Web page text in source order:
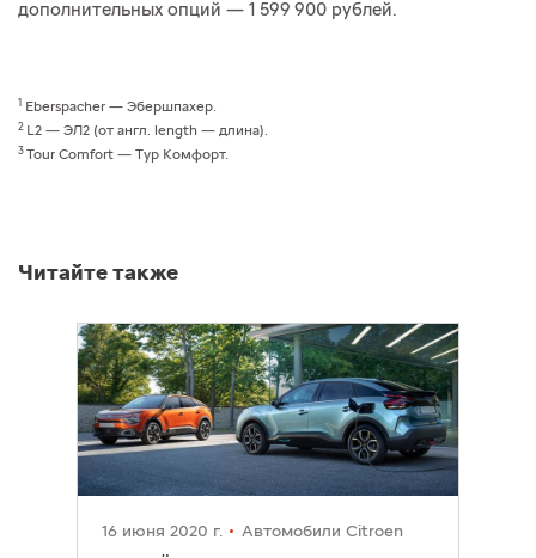
дополнительных опций — 1 599 900 рублей.
1 Eberspacher — Эбершпахер.
2 L2 — ЭЛ2 (от англ. length — длина).
3 Tour Comfort — Тур Комфорт.
Читайте также
16 июня 2020 г. Автомобили Citroen